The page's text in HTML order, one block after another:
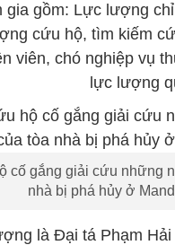
gồm: Lực lượng
cứu hộ, tìm kiếm
viên, chó nghiệp vụ
lực lượng
cố gắng giải cứu những
nhà bị phá hủy ở
là Đại tá Phạm